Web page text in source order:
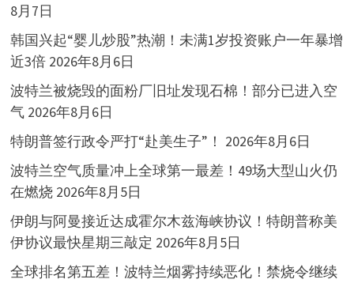
8月7日
韩国兴起“婴儿炒股”热潮！未满1岁投资账户一年暴增
近3倍 2026年8月6日
波特兰被烧毁的面粉厂旧址发现石棉！部分已进入空
气 2026年8月6日
特朗普签行政令严打“赴美生子”！ 2026年8月6日
波特兰空气质量冲上全球第一最差！49场大型山火仍
在燃烧 2026年8月5日
伊朗与阿曼接近达成霍尔木兹海峡协议！特朗普称美
伊协议最快星期三敲定 2026年8月5日
全球排名第五差！波特兰烟雾持续恶化！禁烧令继续